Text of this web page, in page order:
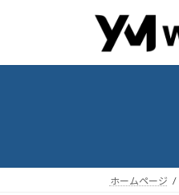
ン
ー
ホームページ